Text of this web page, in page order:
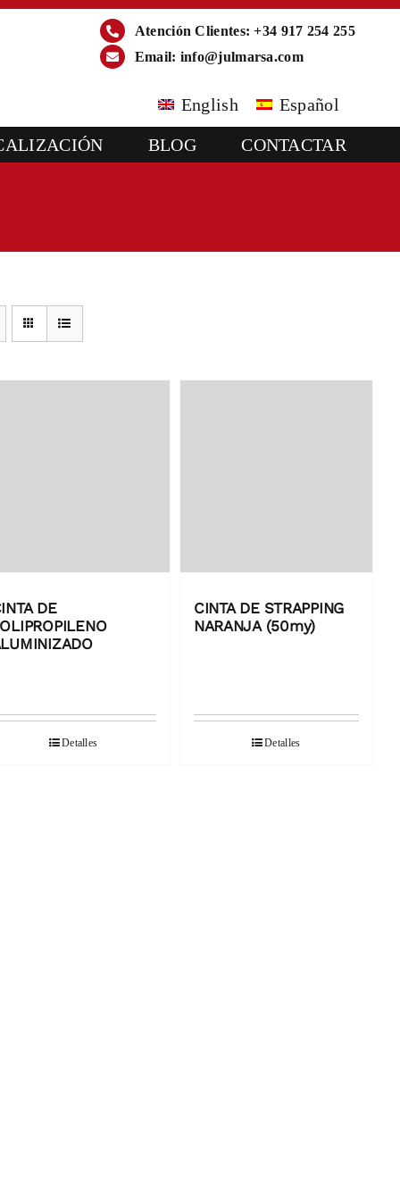
Atención Clientes: +34 917 254 255
Email: info@julmarsa.com
English Español
BLOG CONTACTAR
DE
Detalles
CINTA DE STRAPPING
NARANJA (50my)
Detalles